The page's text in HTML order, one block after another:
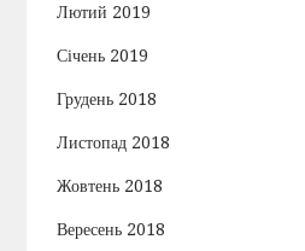
Лютий 2019
Січень 2019
Грудень 2018
Листопад 2018
Жовтень 2018
Вересень 2018